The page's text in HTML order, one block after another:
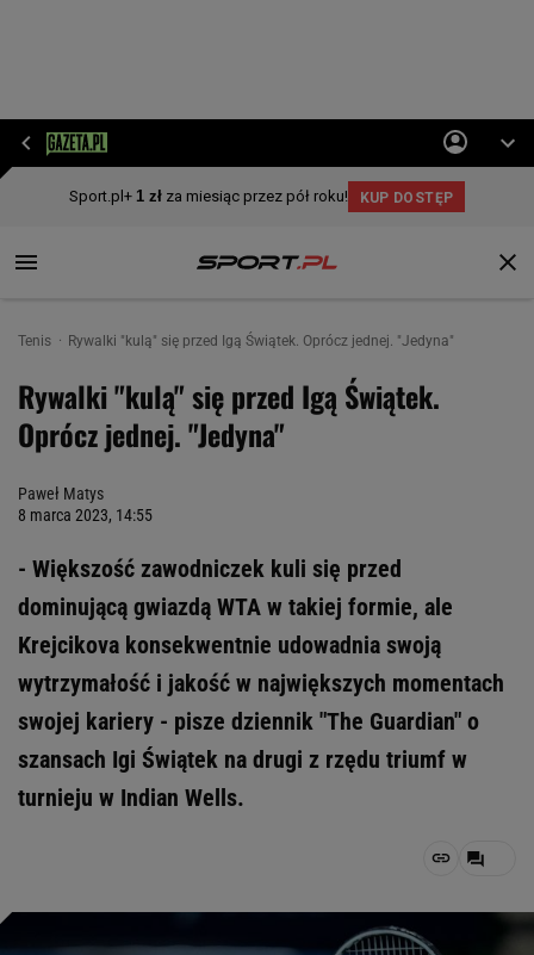
Tenis Rywalki "kulą" się przed Igą Świątek. Oprócz jednej. "Jedyna"
Rywalki "kulą" się przed Igą Świątek.
Oprócz jednej. "Jedyna"
Paweł Matys
8 marca 2023, 14:55
- Większość zawodniczek kuli się przed
dominującą gwiazdą WTA w takiej formie, ale
Krejcikova konsekwentnie udowadnia swoją
wytrzymałość i jakość w największych momentach
swojej kariery - pisze dziennik "The Guardian" o
szansach Igi Świątek na drugi z rzędu triumf w
turnieju w Indian Wells.